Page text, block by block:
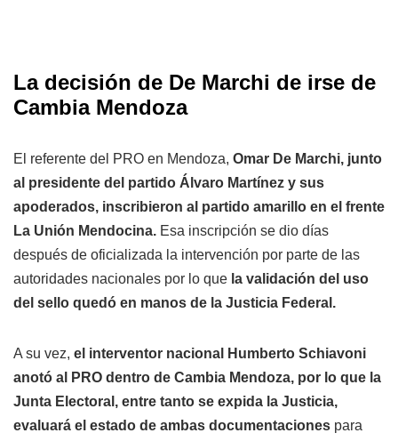
La decisión de De Marchi de irse de
Cambia Mendoza
El referente del PRO en Mendoza, Omar De Marchi, junto
al presidente del partido Álvaro Martínez y sus
apoderados, inscribieron al partido amarillo en el frente
La Unión Mendocina. Esa inscripción se dio días
después de oficializada la intervención por parte de las
autoridades nacionales por lo que la validación del uso
del sello quedó en manos de la Justicia Federal.
A su vez, el interventor nacional Humberto Schiavoni
anotó al PRO dentro de Cambia Mendoza, por lo que la
Junta Electoral, entre tanto se expida la Justicia,
evaluará el estado de ambas documentaciones para